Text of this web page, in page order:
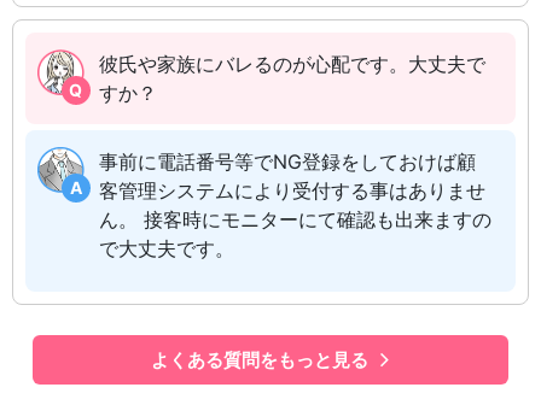
Q
彼氏や家族にバレるのが心配です。大丈夫で
すか？
A
事前に電話番号等でNG登録をしておけば顧
客管理システムにより受付する事はありませ
ん。 接客時にモニターにて確認も出来ますの
で大丈夫です。
よくある質問をもっと見る